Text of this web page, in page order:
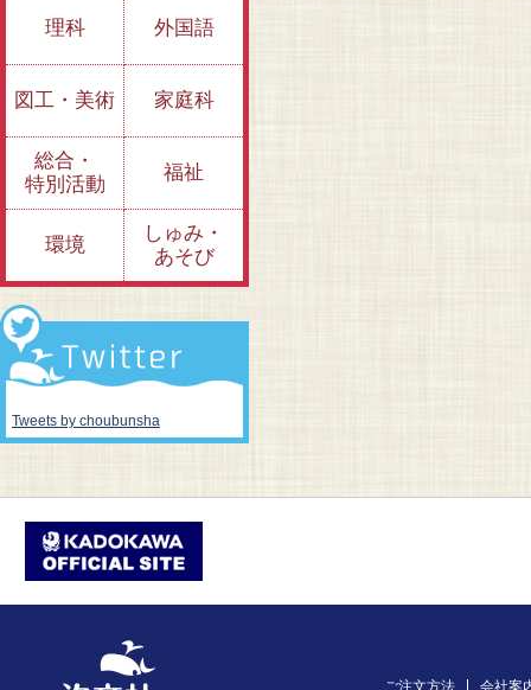
理科 外国語
図工・美術 家庭科
総合・
特別活動
福祉
環境
しゅみ・
あそび
Tweets by choubunsha